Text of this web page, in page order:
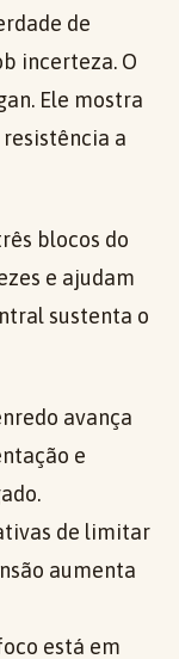
de
incerteza. O
Ele mostra
a
blocos do
e ajudam
sustenta o
avança
e
de limitar
aumenta
está em